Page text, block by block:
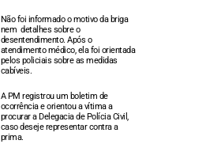
Não foi informado o motivo da briga
nem detalhes sobre o
desentendimento. Após o
atendimento médico, ela foi orientada
pelos policiais sobre as medidas
cabíveis.
A PM registrou um boletim de
ocorrência e orientou a vítima a
procurar a Delegacia de Polícia Civil,
caso deseje representar contra a
prima.